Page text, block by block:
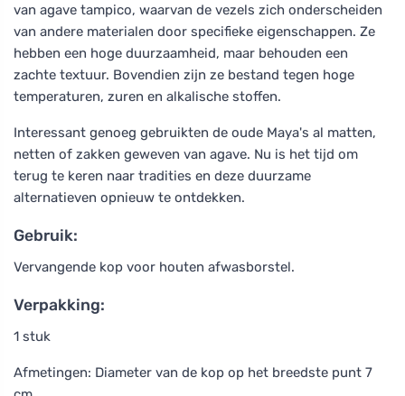
van agave tampico, waarvan de vezels zich onderscheiden
van andere materialen door specifieke eigenschappen. Ze
hebben een hoge duurzaamheid, maar behouden een
zachte textuur. Bovendien zijn ze bestand tegen hoge
temperaturen, zuren en alkalische stoffen.
Interessant genoeg gebruikten de oude Maya's al matten,
netten of zakken geweven van agave. Nu is het tijd om
terug te keren naar tradities en deze duurzame
alternatieven opnieuw te ontdekken.
Gebruik:
Vervangende kop voor houten afwasborstel.
Verpakking:
1 stuk
Afmetingen: Diameter van de kop op het breedste punt 7